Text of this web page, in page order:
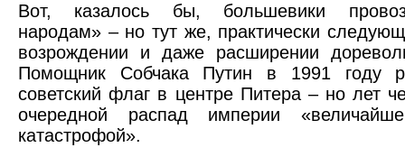
Вот, казалось бы, большевики
народам» – но тут же, практически
возрождении и даже расширении
Помощник Собчака Путин в 1991 году
советский флаг в центре Питера – но лет
очередной распад империи
катастрофой».